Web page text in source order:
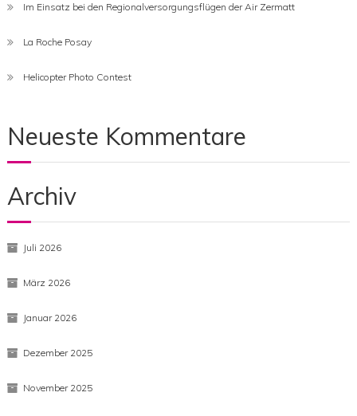
Im Einsatz bei den Regionalversorgungsflügen der Air Zermatt
La Roche Posay
Helicopter Photo Contest
Neueste Kommentare
Archiv
Juli 2026
März 2026
Januar 2026
Dezember 2025
November 2025